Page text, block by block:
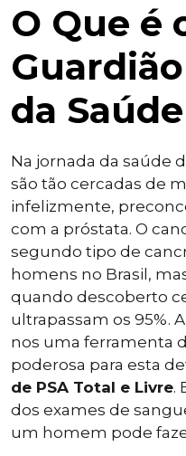
O Que é
da
Na jornada da saúde
são tão cercadas de
infelizmente,
com a próstata. O
segundo tipo de
homens no Brasil,
quando descoberto
ultrapassam os 95%.
nos uma ferramenta
poderosa para esta
de PSA Total e Livre.
dos exames de
um homem pode